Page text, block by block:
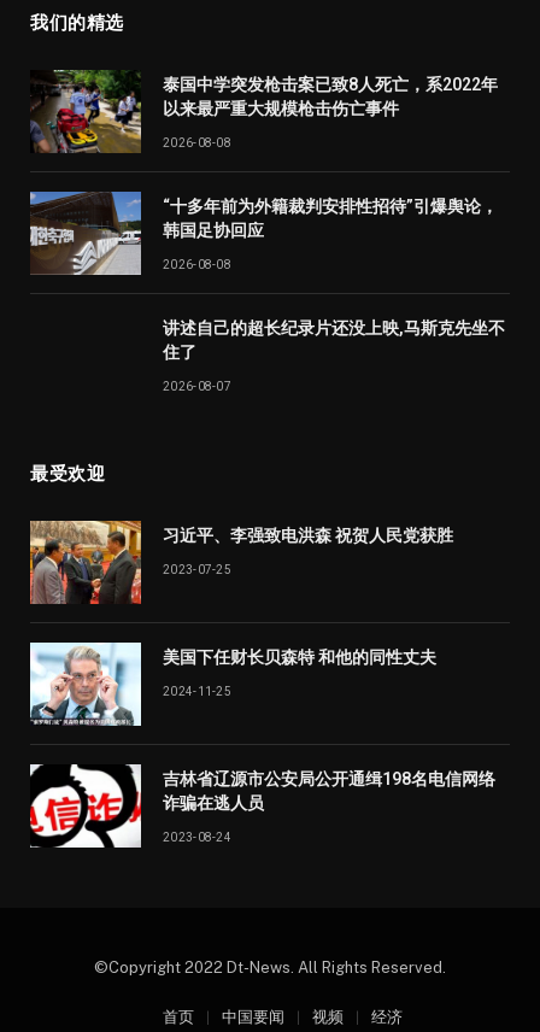
我们的精选
泰国中学突发枪击案已致8人死亡，系2022年
以来最严重大规模枪击伤亡事件
2026-08-08
“十多年前为外籍裁判安排性招待”引爆舆论，
韩国足协回应
2026-08-08
讲述自己的超长纪录片还没上映,马斯克先坐不
住了
2026-08-07
最受欢迎
习近平、李强致电洪森 祝贺人民党获胜
2023-07-25
美国下任财长贝森特 和他的同性丈夫
2024-11-25
吉林省辽源市公安局公开通缉198名电信网络
诈骗在逃人员
2023-08-24
©Copyright 2022 Dt-News. All Rights Reserved.
首页 中国要闻 视频 经济